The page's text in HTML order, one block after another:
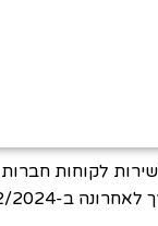
שירות לקוחות חברות
לאחרונה ב-2024